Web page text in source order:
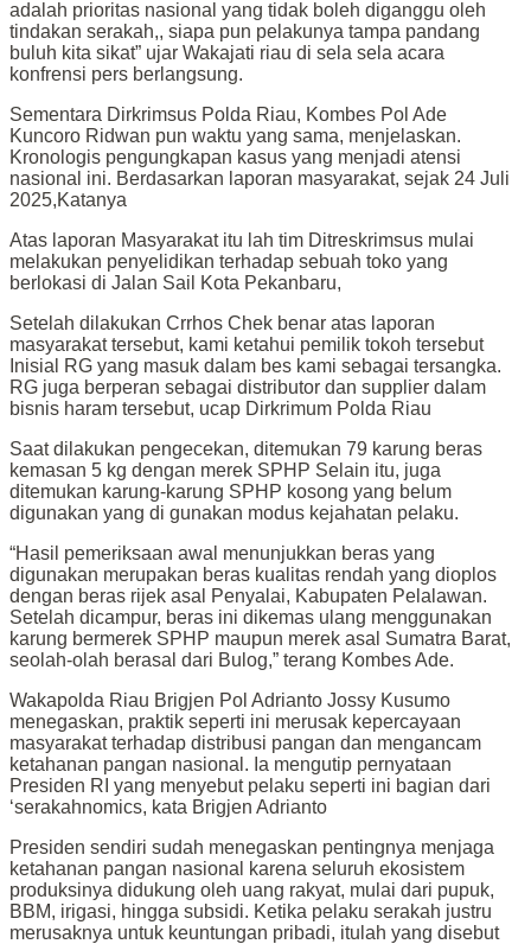
adalah prioritas nasional yang tidak boleh diganggu oleh
tindakan serakah,, siapa pun pelakunya tampa pandang
buluh kita sikat” ujar Wakajati riau di sela sela acara
konfrensi pers berlangsung.
Sementara Dirkrimsus Polda Riau, Kombes Pol Ade
Kuncoro Ridwan pun waktu yang sama, menjelaskan.
Kronologis pengungkapan kasus yang menjadi atensi
nasional ini. Berdasarkan laporan masyarakat, sejak 24 Juli
2025,Katanya
Atas laporan Masyarakat itu lah tim Ditreskrimsus mulai
melakukan penyelidikan terhadap sebuah toko yang
berlokasi di Jalan Sail Kota Pekanbaru,
Setelah dilakukan Crrhos Chek benar atas laporan
masyarakat tersebut, kami ketahui pemilik tokoh tersebut
Inisial RG yang masuk dalam bes kami sebagai tersangka.
RG juga berperan sebagai distributor dan supplier dalam
bisnis haram tersebut, ucap Dirkrimum Polda Riau
Saat dilakukan pengecekan, ditemukan 79 karung beras
kemasan 5 kg dengan merek SPHP Selain itu, juga
ditemukan karung-karung SPHP kosong yang belum
digunakan yang di gunakan modus kejahatan pelaku.
“Hasil pemeriksaan awal menunjukkan beras yang
digunakan merupakan beras kualitas rendah yang dioplos
dengan beras rijek asal Penyalai, Kabupaten Pelalawan.
Setelah dicampur, beras ini dikemas ulang menggunakan
karung bermerek SPHP maupun merek asal Sumatra Barat,
seolah-olah berasal dari Bulog,” terang Kombes Ade.
Wakapolda Riau Brigjen Pol Adrianto Jossy Kusumo
menegaskan, praktik seperti ini merusak kepercayaan
masyarakat terhadap distribusi pangan dan mengancam
ketahanan pangan nasional. Ia mengutip pernyataan
Presiden RI yang menyebut pelaku seperti ini bagian dari
‘serakahnomics, kata Brigjen Adrianto
Presiden sendiri sudah menegaskan pentingnya menjaga
ketahanan pangan nasional karena seluruh ekosistem
produksinya didukung oleh uang rakyat, mulai dari pupuk,
BBM, irigasi, hingga subsidi. Ketika pelaku serakah justru
merusaknya untuk keuntungan pribadi, itulah yang disebut